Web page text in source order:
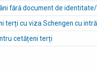
fără document de
terți cu viza Schengen cu
cetățeni terți